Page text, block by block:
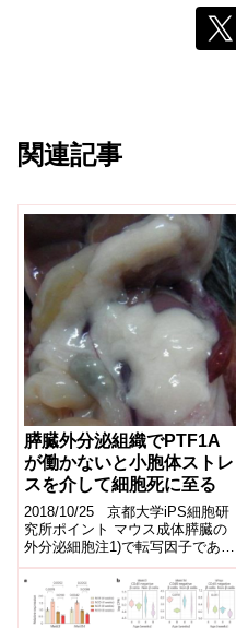
関連記事
膵臓外分泌組織でPTF1A
が働かないと小胞体ストレ
スを介して細胞死に至る
2018/10/25 京都大学iPS細胞研
究所ポイント マウス成体膵臓の
外分泌細胞注1)で転写因子である
PTF1Aをなくすと膵臓が小さく
なることを示した。 ...